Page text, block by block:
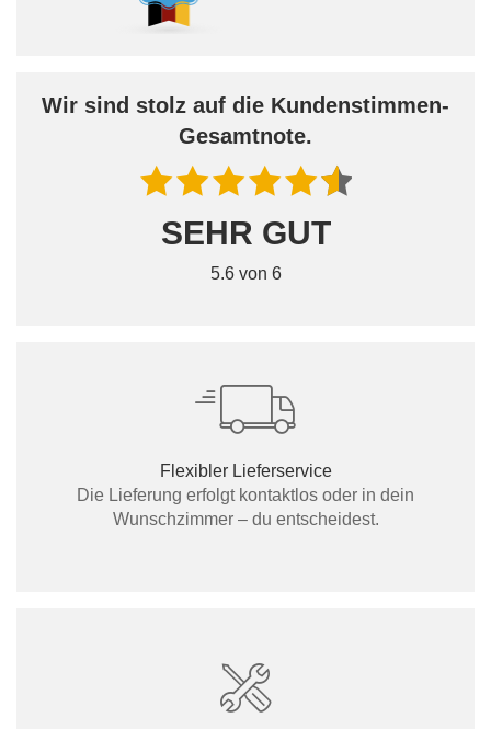
Wir sind stolz auf die Kundenstimmen-
Gesamtnote.
SEHR GUT
5.6 von 6
Flexibler Lieferservice
Die Lieferung erfolgt kontaktlos oder in dein
Wunschzimmer – du entscheidest.